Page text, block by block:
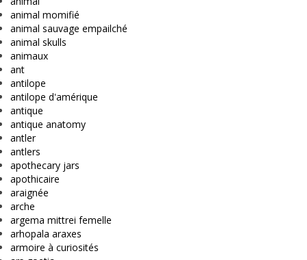
animal momifié
animal sauvage empailché
animal skulls
animaux
ant
antilope
antilope d'amérique
antique
antique anatomy
antler
antlers
apothecary jars
apothicaire
araignée
arche
argema mittrei femelle
arhopala araxes
armoire à curiosités